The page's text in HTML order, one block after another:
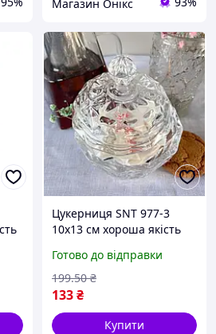
Магазин Онікс
Цукерниця SNT 977-3
10х13 см хороша якість
Готово до відправки
133₴
199.50 ₴
Купити